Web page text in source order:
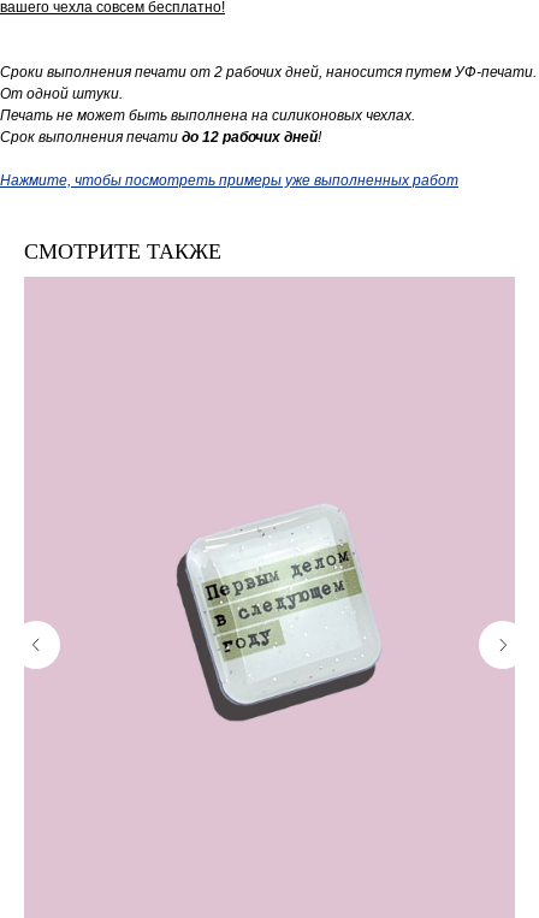
вашего чехла совсем бесплатно!
Сроки выполнения печати от 2 рабочих дней, наносится путем УФ-печати.
От одной штуки.
Печать не может быть выполнена на силиконовых чехлах.
Срок выполнения печати до 12 рабочих дней!
Нажмите, чтобы посмотреть примеры уже выполненных работ
СМОТРИТЕ ТАКЖЕ